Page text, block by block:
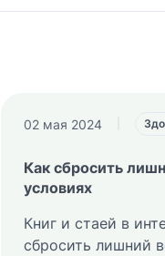
02 мая 2024
Как сбросить
условиях
Книг и стаей в
сбросить лишний